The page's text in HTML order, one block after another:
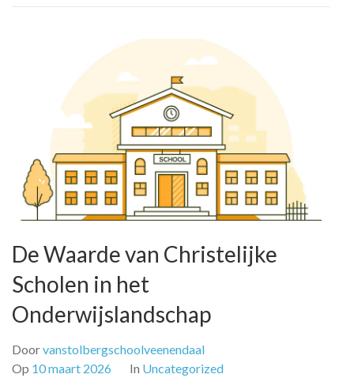
De Waarde van Christelijke
Scholen in het
Onderwijslandschap
Doorvanstolbergschoolveenendaal
Op 10 maart 2026 In Uncategorized